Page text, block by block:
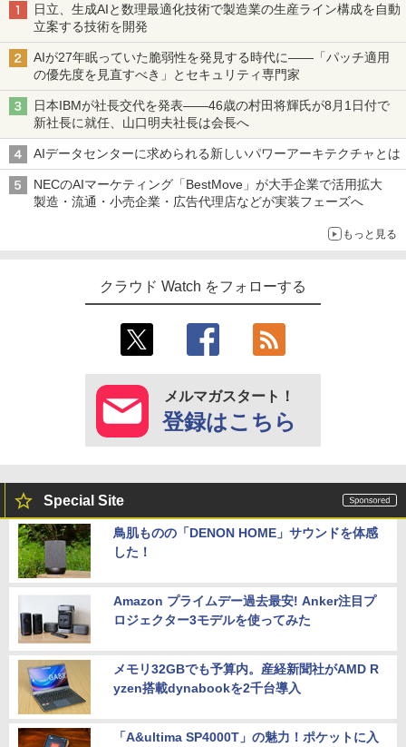
日立、生成AIと数理最適化技術で製造業の生産ライン構成を自動
立案する技術を開発
AIが27年眠っていた脆弱性を発見する時代に――「パッチ適用
の優先度を見直すべき」とセキュリティ専門家
日本IBMが社長交代を発表――46歳の村田将輝氏が8月1日付で
新社長に就任、山口明夫社長は会長へ
AIデータセンターに求められる新しいパワーアーキテクチャとは
NECのAIマーケティング「BestMove」が大手企業で活用拡大
製造・流通・小売企業・広告代理店などが実装フェーズへ
もっと見る
クラウド Watch をフォローする
メルマガスタート！
登録はこちら
Special Site
鳥肌ものの「DENON HOME」サウンドを体感
した！
Amazon プライムデー過去最安! Anker注目プ
ロジェクター3モデルを使ってみた
メモリ32GBでも予算内。産経新聞社がAMD R
yzen搭載dynabookを2千台導入
「A&ultima SP4000T」の魅力！ポケットに入